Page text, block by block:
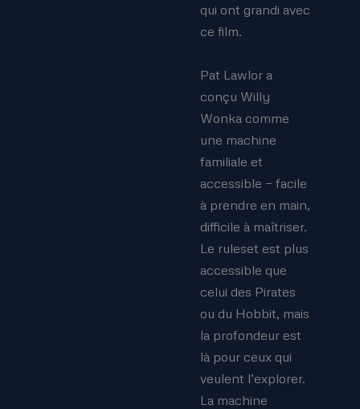
qui ont grandi avec
ce film.
Pat Lawlor a
conçu Willy
Wonka comme
une machine
familiale et
accessible — facile
à prendre en main,
difficile à maîtriser.
Le ruleset est plus
accessible que
celui des Pirates
ou du Hobbit, mais
la profondeur est
là pour ceux qui
veulent l’explorer.
La machine